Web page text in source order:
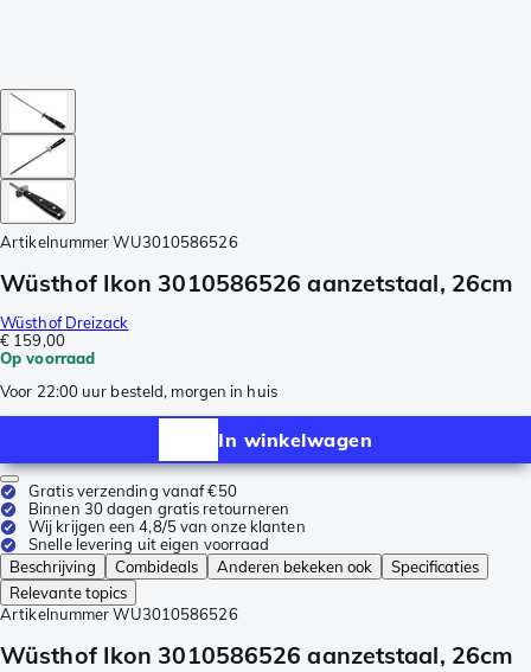
Artikelnummer WU3010586526
Wüsthof Ikon 3010586526 aanzetstaal, 26cm
Wüsthof Dreizack
€ 159,00
Op voorraad
Voor 22:00 uur besteld, morgen in huis
In winkelwagen
Gratis verzending vanaf €50
Binnen 30 dagen gratis retourneren
Wij krijgen een 4,8/5 van onze klanten
Snelle levering uit eigen voorraad
Beschrijving
Combideals Anderen bekeken ook
Specificaties
Relevante topics
Artikelnummer WU3010586526
Wüsthof Ikon 3010586526 aanzetstaal, 26cm